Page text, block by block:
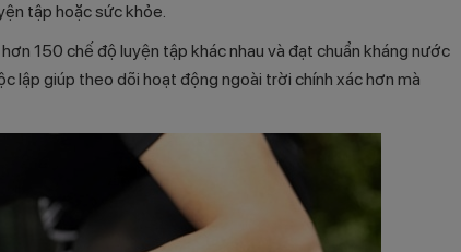
tập hoặc sức khỏe.
150 chế độ luyện tập khác nhau và đạt chuẩn kháng nước
lập giúp theo dõi hoạt động ngoài trời chính xác hơn mà